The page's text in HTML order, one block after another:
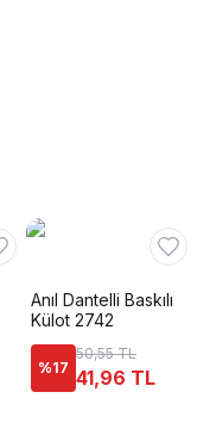
Anıl Dantelli Baskılı
Külot 2742
%17
50,55 TL
41,96 TL